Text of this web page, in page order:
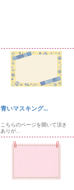
青いマスキング...
こちらのページを開いて頂き
ありが...